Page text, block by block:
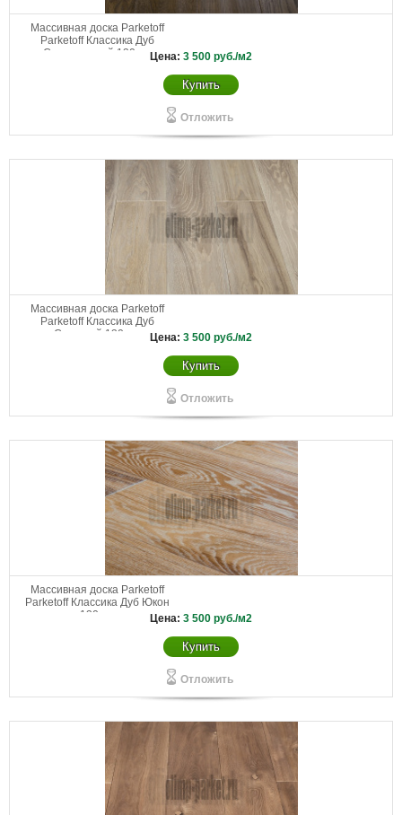
Массивная доска Parketoff
Parketoff Классика Дуб
Состаренный 130 ммЦена: 3 500 руб./м2
Купить
Отложить
Массивная доска Parketoff
Parketoff Классика Дуб
Снежный 130 мм
Цена: 3 500 руб./м2
Купить
Отложить
Массивная доска Parketoff
Parketoff Классика Дуб Юкон
130 мм
Цена: 3 500 руб./м2
Купить
Отложить